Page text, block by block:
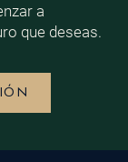
a
que deseas.